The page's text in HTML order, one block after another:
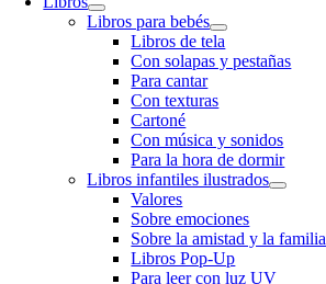
Libros para bebés
Libros de tela
Con solapas y pestañas
Para cantar
Con texturas
Cartoné
Con música y sonidos
Para la hora de dormir
Libros infantiles ilustrados
Valores
Sobre emociones
Sobre la amistad y la familia
Libros Pop-Up
Para leer con luz UV